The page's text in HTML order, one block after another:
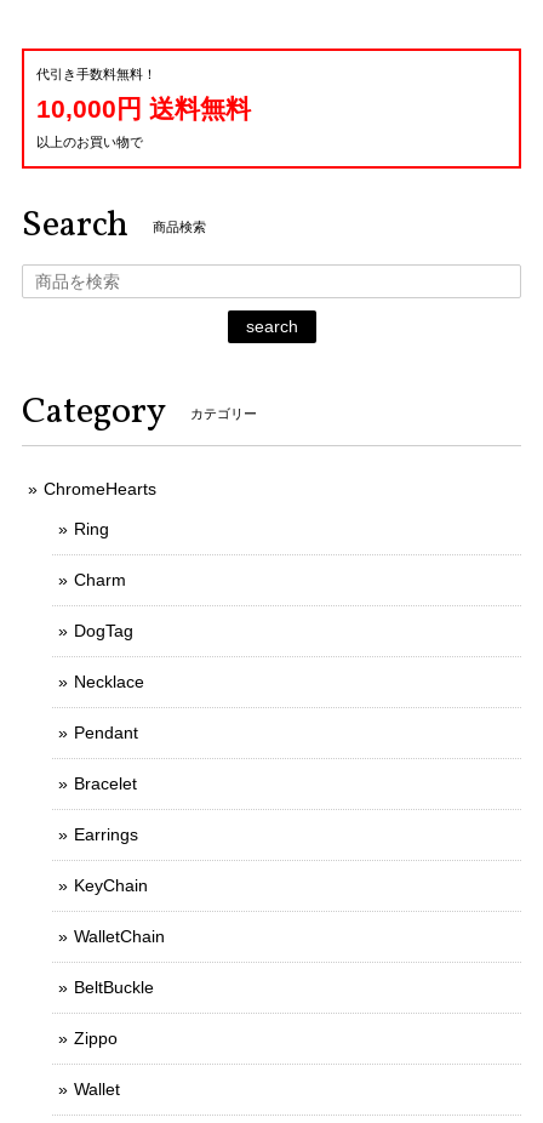
代引き手数料無料！
10,000円 送料無料
以上のお買い物で
Search 商品検索
search
Category カテゴリー
ChromeHearts
Ring
Charm
DogTag
Necklace
Pendant
Bracelet
Earrings
KeyChain
WalletChain
BeltBuckle
Zippo
Wallet